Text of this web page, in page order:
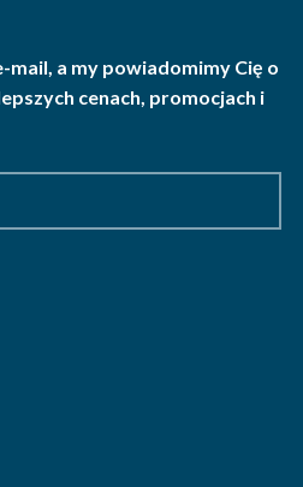
mail, a my powiadomimy Cię o
cenach, promocjach i